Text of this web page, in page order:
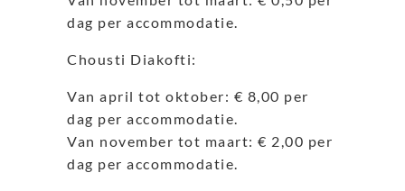
dag per accommodatie.
Chousti Diakofti:
Van april tot oktober: € 8,00 per
dag per accommodatie.
Van november tot maart: € 2,00 per
dag per accommodatie.